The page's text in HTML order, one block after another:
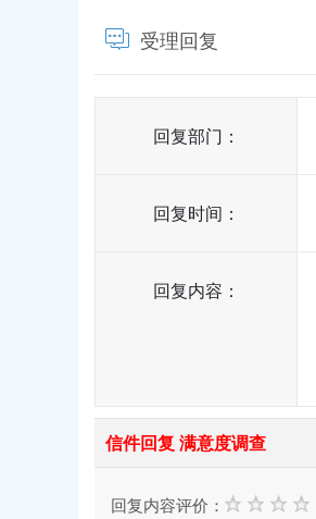
受理回复
回复部门：
回复时间：
回复内容：
信件回复 满意度调查
回复内容评价：